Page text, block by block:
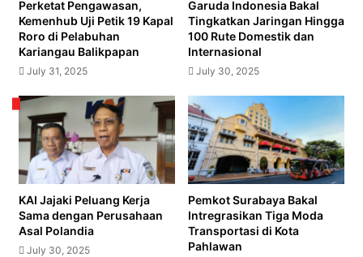
2025
Perketat Pengawasan,
Kemenhub Uji Petik 19 Kapal
Roro di Pelabuhan
Kariangau Balikpapan
July 31, 2025
Garuda Indonesia Bakal
Tingkatkan Jaringan Hingga
100 Rute Domestik dan
Internasional
July 30, 2025
KAI Jajaki Peluang Kerja
Sama dengan Perusahaan
Asal Polandia
July 30, 2025
Pemkot Surabaya Bakal
Intregrasikan Tiga Moda
Transportasi di Kota
Pahlawan